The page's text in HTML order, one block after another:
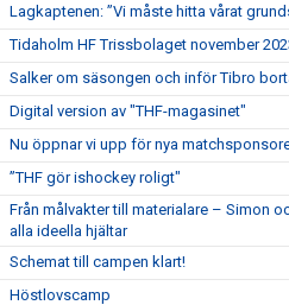
Lagkaptenen: ”Vi måste hitta vårat
Tidaholm HF Trissbolaget november
Salker om säsongen och inför Tibro
Digital version av "THF-magasinet"
Nu öppnar vi upp för nya
”THF gör ishockey roligt"
Från målvakter till materialare – Simon
alla ideella hjältar
Schemat till campen klart!
Höstlovscamp